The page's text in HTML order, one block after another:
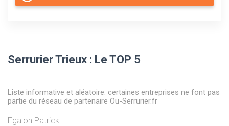
Serrurier Trieux : Le TOP 5
Liste informative et aléatoire: certaines entreprises ne font pas
partie du réseau de partenaire Ou-Serrurier.fr
Egalon Patrick